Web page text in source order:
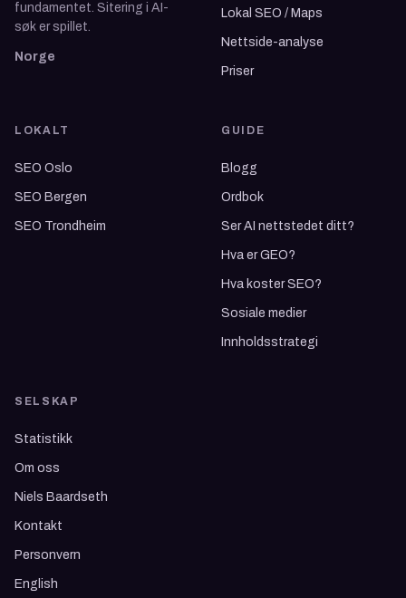
fundamentet. Sitering i AI-
søk er spillet.
Norge
Lokal SEO / Maps
Nettside-analyse
Priser
LOKALT
SEO Oslo
SEO Bergen
SEO Trondheim
GUIDE
Blogg
Ordbok
Ser AI nettstedet ditt?
Hva er GEO?
Hva koster SEO?
Sosiale medier
Innholdsstrategi
SELSKAP
Statistikk
Om oss
Niels Baardseth
Kontakt
Personvern
English